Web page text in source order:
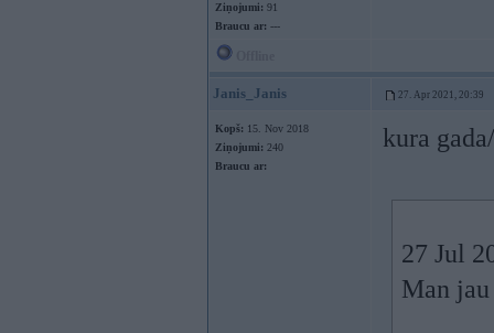
Ziņojumi: 91
Braucu ar: ---
Janis_Janis 27. Apr 2021, 20:39
Kopš: 15. Nov 2018
Ziņojumi: 240
Braucu ar:
kura
27 Jul
Man